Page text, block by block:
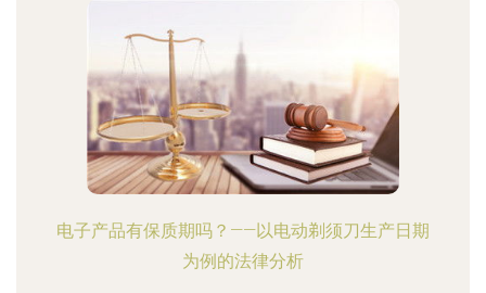
电子产品有保质期吗？——以电动剃须刀生产日期
为例的法律分析